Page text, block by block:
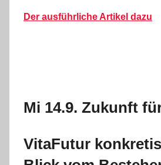
Der ausführliche Artikel dazu
Mi 14.9. Zukunft
VitaFutur